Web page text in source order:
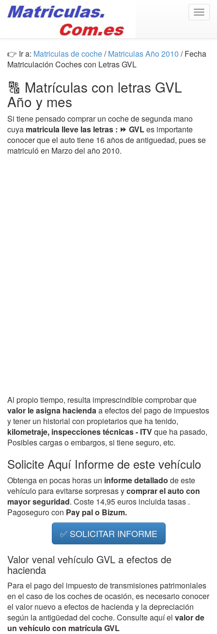
👉 Ir a: Matriculas de coche/Matriculas Año 2010 / Fecha
Matriculación Coches con Letras GVL
🔠 Matrículas con letras GVL
Año y mes
Si tiene pensado comprar un coche de segunda mano
cuya matricula lleve las letras : ⏩ GVLes importante
conocer que el auto tiene 16 años de antiguedad, pues se
matriculó en Marzo del año 2010.
Al propio tiempo, resulta imprescindible comprobar que
valor le asigna haciendaa efectos del pago de impuestos
y tener un historial con propietarios que ha tenido,
kilometraje, inspecciones técnicas - ITVque ha pasado,
Posibles cargas o embargos, si tiene seguro, etc.
Solicite Aquí Informe de este vehículo
Obtenga en pocas horas un informe detallado de este
vehículo para evitarse sorpresas ycomprar el auto con
mayor seguridad. Coste 14,95 euros incluida tasas .
Pagoseguro con Pay pal o Bizum.
✅ SOLICITAR INFORME
Valor venal vehículo GVL a efectos de
hacienda
Para el pago del impuesto de transmisiones patrimoniales
en el caso de los coches de ocasión, es necesario conocer
el valor nuevo a efectos de hacienda y la depreciación
según la antigüedad del coche. Consulte aquí el valor de
un vehículo con matrícula GVL